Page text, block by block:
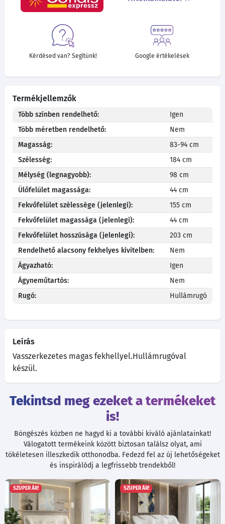
Kérdésed van? Segítünk! Google értékelések
Termékjellemzők
Több színben rendelhető:
Igen
Több méretben rendelhető:
Nem
Magasság:
83-94 cm
Szélesség:
184 cm
Mélység (legnagyobb):
98 cm
Ülőfelület magassága:
44 cm
Fekvőfelület szélessége (jelenlegi):
155 cm
Fekvőfelület magassága (jelenlegi):
44 cm
Fekvőfelület hosszúsága (jelenlegi):
203 cm
Rendelhető alacsony fekhelyes kivitelben:
Nem
Ágyazható:
Igen
Ágyneműtartós:
Nem
Rugó:
Hullámrugó
Leírás
Vasszerkezetes magas fekhellyel.Hullámrugóval
készül.
Tekintsd meg ezeket a termékeket
is!
Böngészés közben ne hagyd ki a további kiváló ajánlatainkat!
Válogatott termékeink között biztosan találsz olyat, ami
tökéletesen illeszkedik otthonodba. Fedezd fel az új lehetőségeket
és inspirálódj a legfrissebb trendekből!
SZUPER ÁR! SZUPER ÁR!